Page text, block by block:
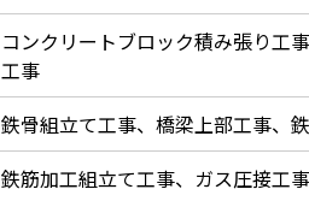
コンクリートブロック積み張り工
工事
鉄骨組立て工事、橋梁上部工事、
鉄筋加工組立て工事、ガス圧接工事